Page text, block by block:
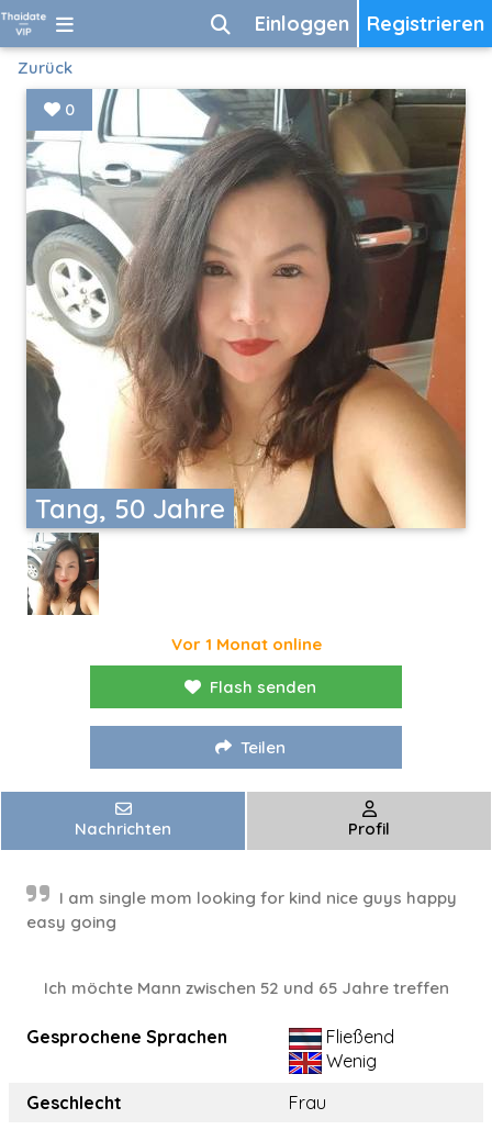
Registrieren
Einloggen
Zurück
Tang, 50 Jahre
0
Vor 1 Monat online
Flash senden
Teilen
Nachrichten Profil
I am single mom looking for kind nice guys happy
easy going
Ich möchte Mann zwischen 52 und 65 Jahre treffen
Gesprochene Sprachen
Fließend
Wenig
Geschlecht
Frau